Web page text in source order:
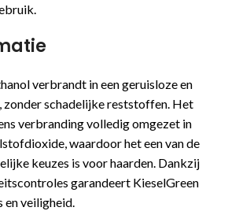
verbrandt in een geruisloze en
zonder schadelijke reststoffen. Het
verbranding volledig omgezet in
waardoor het een van de
keuzes is voor haarden. Dankzij
garandeert KieselGreen
veiligheid.